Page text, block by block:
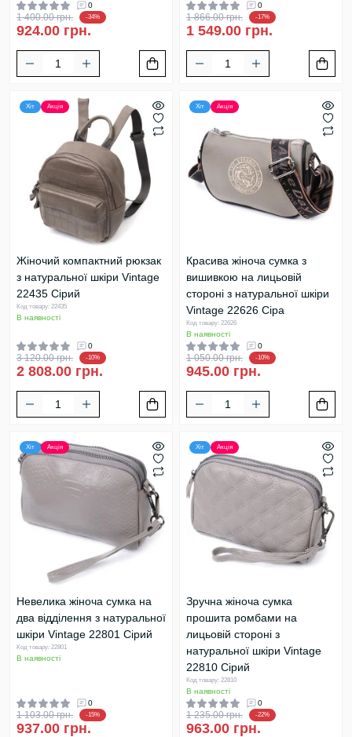
0
1 400.00 грн. -34%
924.00 грн.
0
1 866.00 грн. -17%
1 549.00 грн.
Хіт Акція
Жіночий компактний рюкзак
з натуральної шкіри Vintage
22435 Сірий
Код товару: 22435
В наявності
0
3 120.00 грн. -10%
2 808.00 грн.
Хіт Акція
Красива жіноча сумка з
вишивкою на лицьовій
стороні з натуральної шкіри
Vintage 22626 Сіра
Код товару: 22626
В наявності
0
1 050.00 грн. -10%
945.00 грн.
Хіт Акція
Невелика жіноча сумка на
два відділення з натуральної
шкіри Vintage 22801 Сірий
Код товару: 22801
В наявності
0
1 103.00 грн. -15%
937.00 грн.
Хіт Акція
Зручна жіноча сумка
прошита ромбами на
лицьовій стороні з
натуральної шкіри Vintage
22810 Сірий
Код товару: 22810
В наявності
0
1 235.00 грн. -22%
963.00 грн.